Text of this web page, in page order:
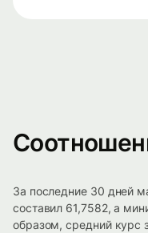
За последние 30 дней
составил 61,7582, а
образом, средний курс